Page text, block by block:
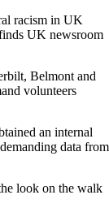
racism in UK
UK newsroom
Belmont and
volunteers
an internal
data from
look on the walk